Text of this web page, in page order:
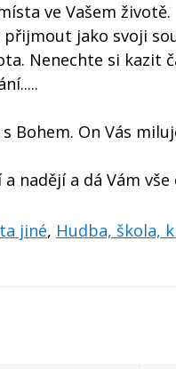
ve Vašem životě.
jako svoji
Nenechte si kazit
Bohem. On Vás
nadějí a dá Vám
jiné, Hudba, škola,